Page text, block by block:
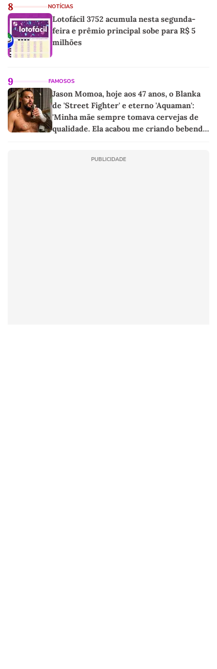
8 NOTÍCIAS
Lotofácil 3752 acumula nesta segunda-
feira e prêmio principal sobe para R$ 5
milhões
9 FAMOSOS
Jason Momoa, hoje aos 47 anos, o Blanka
de 'Street Fighter' e eterno 'Aquaman':
'Minha mãe sempre tomava cervejas de
qualidade. Ela acabou me criando bebendo
PUBLICIDADE